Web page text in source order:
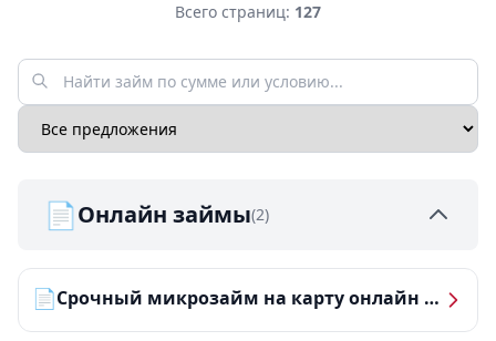
Всего страниц: 127
📄Онлайн займы(2)
📄 Срочный микрозайм на карту онлайн — получить деньги за 5 минут